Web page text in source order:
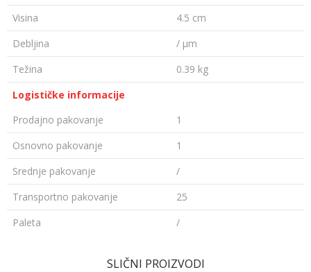
Visina
4.5 cm
Debljina
/ µm
Težina
0.39 kg
Logističke informacije
Prodajno pakovanje
1
Osnovno pakovanje
1
Srednje pakovanje
/
Transportno pakovanje
25
Paleta
/
SLIČNI PROIZVODI